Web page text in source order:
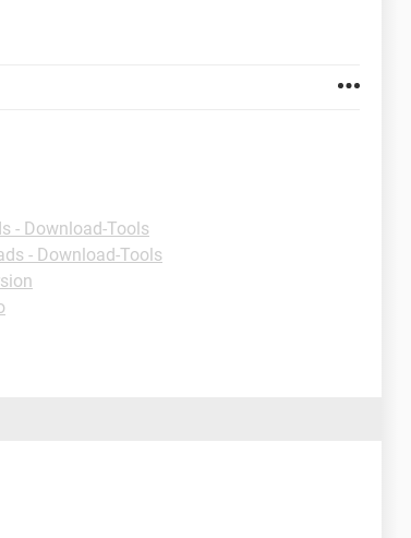
- Download-Tools
- Download-Tools